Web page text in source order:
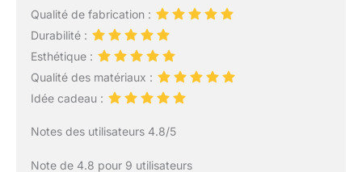
Qualité de fabrication :
Durabilité :
Esthétique :
Qualité des matériaux :
Idée cadeau :
Notes des utilisateurs 4.8/5
Note de 4.8 pour 9 utilisateurs